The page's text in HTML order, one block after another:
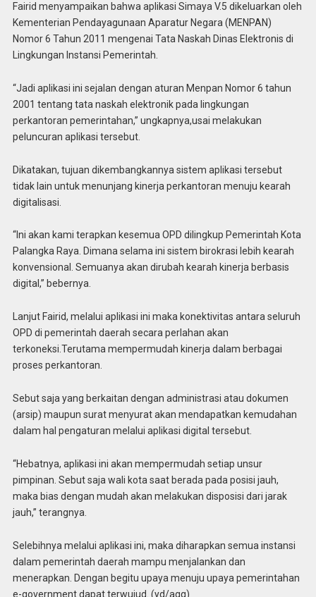
Fairid menyampaikan bahwa aplikasi Simaya V.5 dikeluarkan oleh
Kementerian Pendayagunaan Aparatur Negara (MENPAN)
Nomor 6 Tahun 2011 mengenai Tata Naskah Dinas Elektronis di
Lingkungan Instansi Pemerintah.
“Jadi aplikasi ini sejalan dengan aturan Menpan Nomor 6 tahun
2001 tentang tata naskah elektronik pada lingkungan
perkantoran pemerintahan,” ungkapnya,usai melakukan
peluncuran aplikasi tersebut.
Dikatakan, tujuan dikembangkannya sistem aplikasi tersebut
tidak lain untuk menunjang kinerja perkantoran menuju kearah
digitalisasi.
“Ini akan kami terapkan kesemua OPD dilingkup Pemerintah Kota
Palangka Raya. Dimana selama ini sistem birokrasi lebih kearah
konvensional. Semuanya akan dirubah kearah kinerja berbasis
digital,” bebernya.
Lanjut Fairid, melalui aplikasi ini maka konektivitas antara seluruh
OPD di pemerintah daerah secara perlahan akan
terkoneksi.Terutama mempermudah kinerja dalam berbagai
proses perkantoran.
Sebut saja yang berkaitan dengan administrasi atau dokumen
(arsip) maupun surat menyurat akan mendapatkan kemudahan
dalam hal pengaturan melalui aplikasi digital tersebut.
“Hebatnya, aplikasi ini akan mempermudah setiap unsur
pimpinan. Sebut saja wali kota saat berada pada posisi jauh,
maka bias dengan mudah akan melakukan disposisi dari jarak
jauh,” terangnya.
Selebihnya melalui aplikasi ini, maka diharapkan semua instansi
dalam pemerintah daerah mampu menjalankan dan
menerapkan. Dengan begitu upaya menuju upaya pemerintahan
e-government dapat terwujud. (yd/agg)